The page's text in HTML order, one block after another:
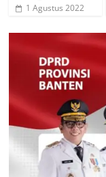
1 Agustus 2022